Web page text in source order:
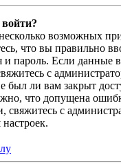
возможных
что вы правильно
и пароль. Если данные
с
был ли вам закрыт
что допущена
свяжитесь с